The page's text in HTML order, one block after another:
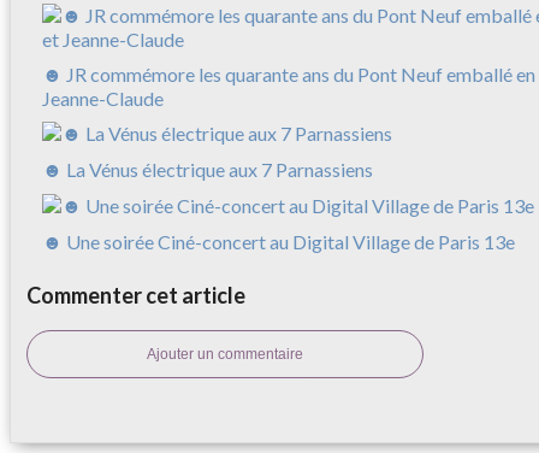
☻ JR commémore les quarante ans du Pont Neuf emballé
Jeanne-Claude
☻ La Vénus électrique aux 7 Parnassiens
☻ Une soirée Ciné-concert au Digital Village de Paris 13e
Commenter cet article
Ajouter un commentaire